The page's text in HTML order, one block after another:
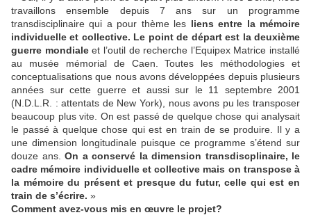
travaillons ensemble depuis 7 ans sur un programme
transdisciplinaire qui a pour thème les liens entre la mémoire
individuelle et collective. Le point de départ est la deuxième
guerre mondialeet l’outil de recherche l’Equipex Matrice installé
au musée mémorial de Caen. Toutes les méthodologies et
conceptualisations que nous avons développées depuis plusieurs
années sur cette guerre et aussi sur le 11 septembre 2001
(N.D.L.R. : attentats de New York), nous avons pu les transposer
beaucoup plus vite. On est passé de quelque chose qui analysait
le passé à quelque chose qui est en train de se produire. Il y a
une dimension longitudinale puisque ce programme s’étend sur
douze ans. On a conservé la dimension transdiscplinaire, le
cadre mémoire individuelle et collective mais on transpose à
la mémoire du présent et presque du futur, celle qui est en
train de s’écrire. »
Comment avez-vous mis en œuvre le projet?